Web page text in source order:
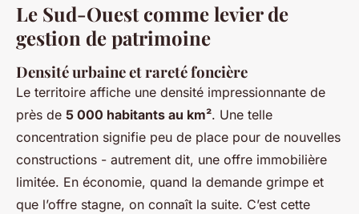
Le Sud-Ouest comme levier de
gestion de patrimoine
Densité urbaine et rareté foncière
Le territoire affiche une densité impressionnante de
près de 5 000 habitants au km². Une telle
concentration signifie peu de place pour de nouvelles
constructions - autrement dit, une offre immobilière
limitée. En économie, quand la demande grimpe et
que l’offre stagne, on connaît la suite. C’est cette